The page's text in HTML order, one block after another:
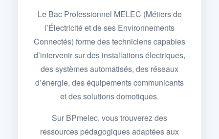
Le Bac Professionnel MELEC (Métiers de
l’Électricité et de ses Environnements
Connectés) forme des techniciens capables
d’intervenir sur des installations électriques,
des systèmes automatisés, des réseaux
d’énergie, des équipements communicants
et des solutions domotiques.
Sur BPmelec, vous trouverez des
ressources pédagogiques adaptées aux